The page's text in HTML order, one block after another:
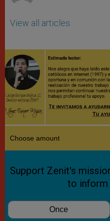
View all articles